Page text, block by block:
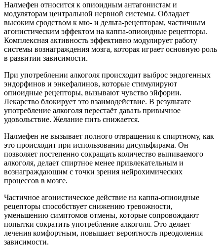
Налмефен относится к опиоидным антагонистам и
модуляторам центральной нервной системы. Обладает
высоким сродством к мю- и дельта-рецепторам, частичным
агонистическим эффектом на каппа-опиоидные рецепторы.
Комплексная активность эффективно модулирует работу
системы вознаграждения мозга, которая играет основную роль
в развитии зависимости.
При употреблении алкоголя происходит выброс эндогенных
эндорфинов и энкефалинов, которые стимулируют
опиоидные рецепторы, вызывают чувство эйфории.
Лекарство блокирует это взаимодействие. В результате
употребление алкоголя перестаёт давать привычное
удовольствие. Желание пить снижается.
Налмефен не вызывает полного отвращения к спиртному, как
это происходит при использовании дисульфирама. Он
позволяет постепенно сокращать количество выпиваемого
алкоголя, делает спиртное менее привлекательным и
вознаграждающим с точки зрения нейрохимических
процессов в мозге.
Частичное агонистическое действие на каппа-опиоидные
рецепторы способствует снижению тревожности,
уменьшению симптомов отмены, которые сопровождают
попытки сократить употребление алкоголя. Это делает
лечения комфортным, повышает вероятность преодоления
зависимости.